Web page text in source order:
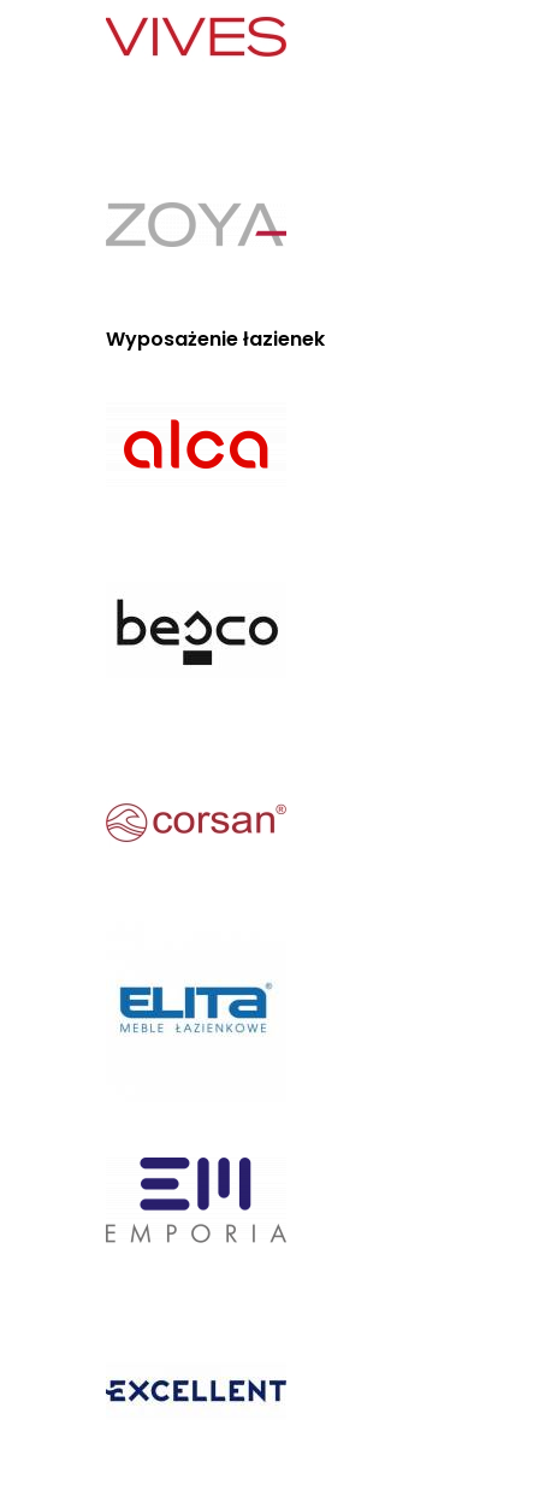
Wyposażenie łazienek